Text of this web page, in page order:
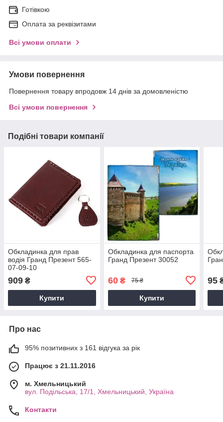
Готівкою
Оплата за реквізитами
Всі умови оплати
Умови повернення
Повернення товару впродовж 14 днів за домовленістю
Всі умови повернення
Подібні товари компанії
Обкладинка для прав
водія Гранд Презент 565-
07-09-10
909 ₴
Купити
Обкладинка для паспорта
Гранд Презент 30052
60₴ 75 ₴
Купити
95
Про нас
95% позитивних з 161 відгука за рік
Працює з 21.11.2016
м. Хмельницький
вул. Подільська, 17/1, Хмельницький, Україна
Контакти